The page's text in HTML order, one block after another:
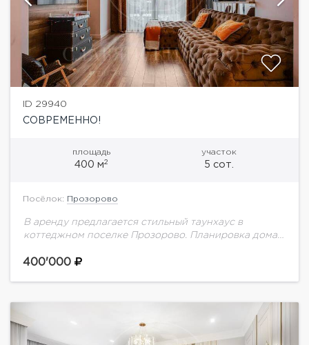
ID 29940
СОВРЕМЕННО!
площадь
400 м2
участок
5 сот.
Посёлок: Прозорово
В аренду предлагается стильный таунхаус в
коттеджном поселке Прозорово. Планировка дома:1
комната для обуви, с/у, комната для хранения2
400'000